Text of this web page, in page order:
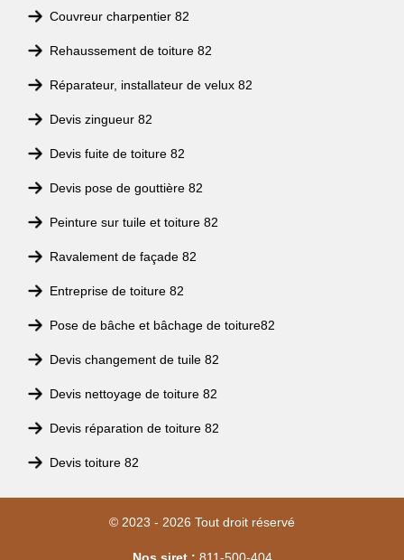
Couvreur charpentier 82
Rehaussement de toiture 82
Réparateur, installateur de velux 82
Devis zingueur 82
Devis fuite de toiture 82
Devis pose de gouttière 82
Peinture sur tuile et toiture 82
Ravalement de façade 82
Entreprise de toiture 82
Pose de bâche et bâchage de toiture82
Devis changement de tuile 82
Devis nettoyage de toiture 82
Devis réparation de toiture 82
Devis toiture 82
© 2023 - 2026 Tout droit réservé